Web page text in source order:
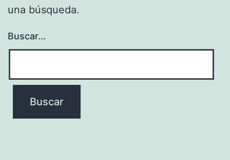
una búsqueda.
Buscar...